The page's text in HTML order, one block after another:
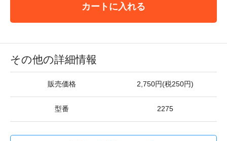
カートに入れる
その他の詳細情報
販売価格 2,750円(税250円)
型番 2275